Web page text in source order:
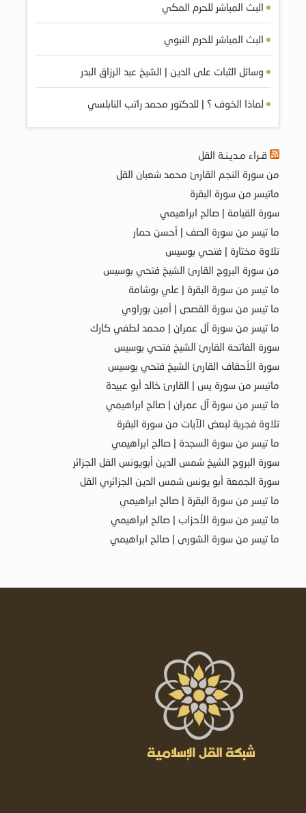
البث المباشر للحرم المكي
البث المباشر للحرم النبوي
وسائل الثبات على الدين | الشيخ عبد الرزاق البدر
لماذا الخوف ؟ | للدكتور محمد راتب النابلسي
قـراء مـديـنـة القل
من سورة النجم القارئ محمد شعبان القل
ماتيسر من سورة البقرة
سورة القيامة | صالح ابراهيمي
ما تيسر من سورة الصف | أحسن حمار
تلاوة مختارة | فتحي بوسيس
من سورة البروج القارئ الشيخ فتحي بوسيس
ما تيسر من سورة البقرة | علي بوشامة
ما تيسر من سورة القصص | أمين بوراوي
ما تيسر من سورة آل عمران | محمد لطفي كارك
سورة الفاتحة القارئ الشيخ فتحي بوسيس
سورة الأحقاف القارئ الشيخ فتحي بوسيس
ماتيسر من سورة يس | القارئ خالد أبو عبيدة
ما تيسر من سورة آل عمران | صالح ابراهيمي
تلاوة فجرية لبعض الآيات من سورة البقرة
ما تيسر من سورة السجدة | صالح ابراهيمي
سورة البروج الشيخ شمس الدين أبويونس القل الجزائر
سورة الجمعة أبو يونس شمس الدين الجزائري القل
ما تيسر من سورة البقرة | صالح ابراهيمي
ما تيسر من سورة الأحزاب | صالح ابراهيمي
ما تيسر من سورة الشورى | صالح ابراهيمي